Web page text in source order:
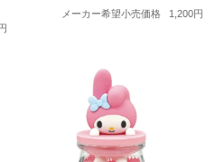
メーカー希望小売価格
1,200円